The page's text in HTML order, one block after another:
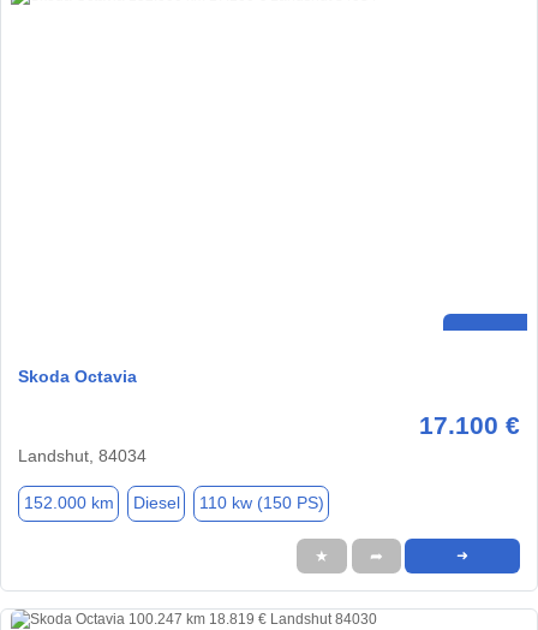
Skoda Octavia
17.100 €
Landshut, 84034
152.000 km Diesel 110 kw (150 PS)
★ ➦ ➜